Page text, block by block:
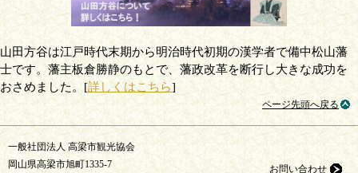
山田方谷は江戸時代末期から明治時代初期の漢学者で備中松山藩
士です。藩主板倉勝静のもとで、藩政改革を断行し大きな成功を
おさめました。[詳しくはこちら]
ページ先頭へ戻る
一般社団法人 高梁市観光協会
岡山県高梁市旭町1335-7
お問い合わせ